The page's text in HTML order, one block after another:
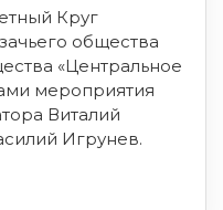
Круг
общества
«Центральное
мероприятия
Виталий
Игрунев.